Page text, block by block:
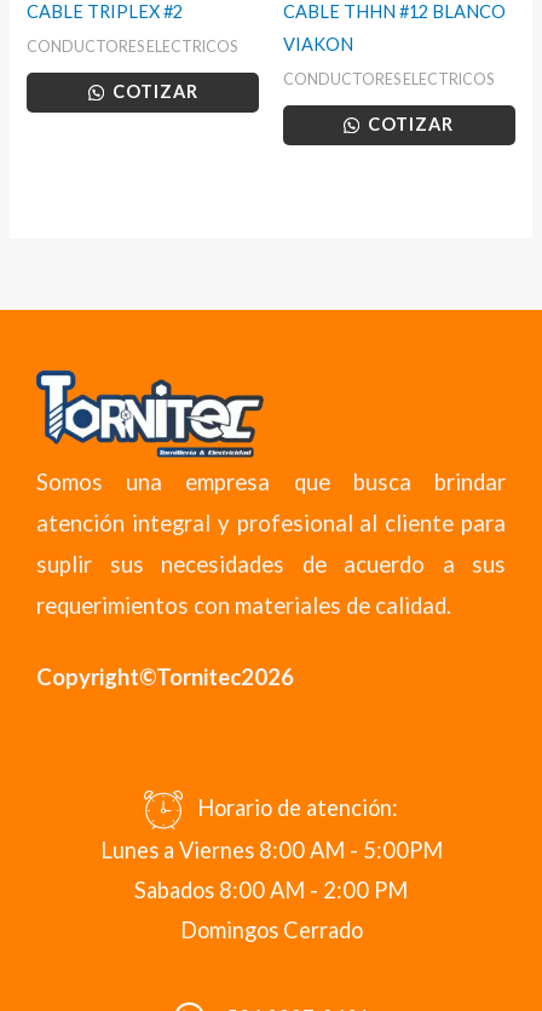
CABLE TRIPLEX #2
CONDUCTORES ELECTRICOS
COTIZAR
CABLE THHN #12 BLANCO
VIAKON
CONDUCTORES ELECTRICOS
COTIZAR
Somos una empresa que busca brindar
atención integral y profesional al cliente para
suplir sus necesidades de acuerdo a sus
requerimientos con materiales de calidad.
Copyright©Tornitec2026
Horario de atención:
Lunes a Viernes 8:00 AM - 5:00PM
Sabados 8:00 AM - 2:00 PM
Domingos Cerrado